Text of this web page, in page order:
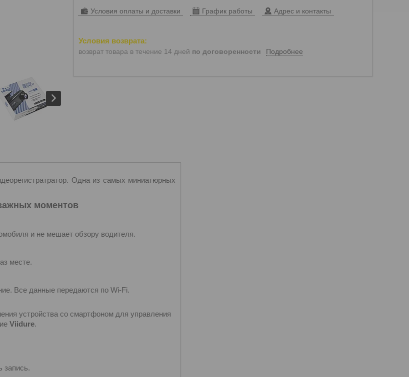
Условия оплаты и доставки График работы Адрес и контакты
возврат товара в течение 14 дней по договоренности Подробнее
Одна из самых миниатюрных
моментов
и не мешает обзору водителя.
месте.
Все данные передаются по Wi-Fi.
устройства со смартфоном для управления
Viidure.
запись.